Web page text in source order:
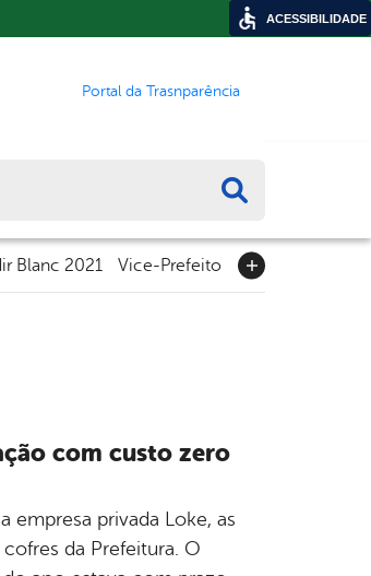
Portal da Trasnparência
Blanc 2021 Vice-Prefeito
com custo zero
empresa privada Loke, as
da Prefeitura. O
ACESSIBILIDADE